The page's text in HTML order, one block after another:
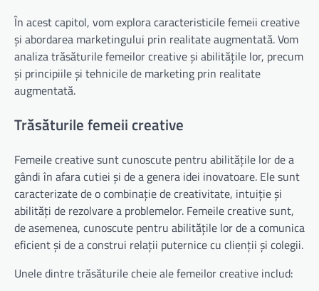
În acest capitol, vom explora caracteristicile femeii creative
și abordarea marketingului prin realitate augmentată. Vom
analiza trăsăturile femeilor creative și abilitățile lor, precum
și principiile și tehnicile de marketing prin realitate
augmentată.
Trăsăturile femeii creative
Femeile creative sunt cunoscute pentru abilitățile lor de a
gândi în afara cutiei și de a genera idei inovatoare. Ele sunt
caracterizate de o combinație de creativitate, intuiție și
abilități de rezolvare a problemelor. Femeile creative sunt,
de asemenea, cunoscute pentru abilitățile lor de a comunica
eficient și de a construi relații puternice cu clienții și colegii.
Unele dintre trăsăturile cheie ale femeilor creative includ: